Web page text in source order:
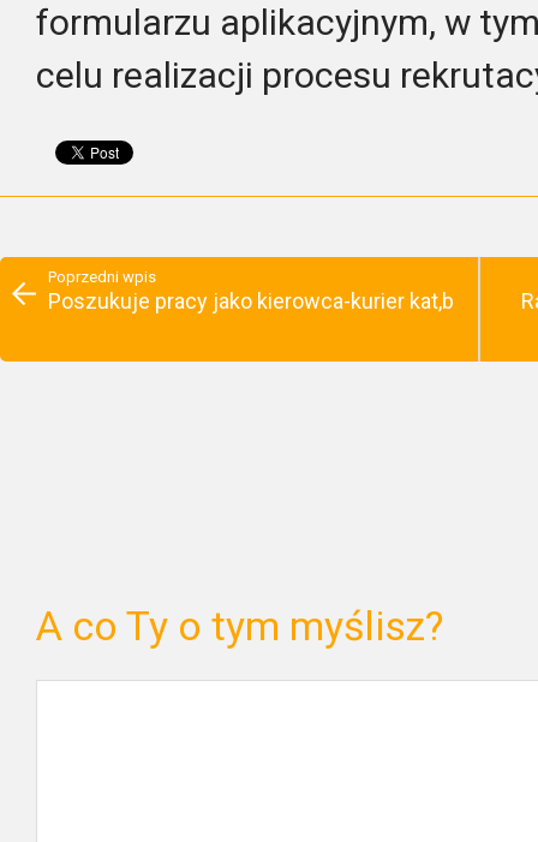
formularzu aplikacyjnym, w
celu realizacji procesu
Poprzedni wpis
Poszukuje pracy jako kierowca-kurier kat,b
A co Ty o tym myślisz?